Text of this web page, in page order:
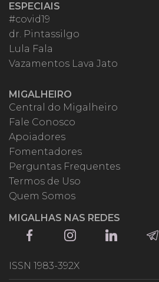
ESPECIAIS
#covid19
dr. Pintassilgo
Lula Fala
Vazamentos Lava Jato
MIGALHEIRO
Central do Migalheiro
Fale Conosco
Apoiadores
Fomentadores
Perguntas Frequentes
Termos de Uso
Quem Somos
MIGALHAS NAS REDES
ISSN 1983-392X